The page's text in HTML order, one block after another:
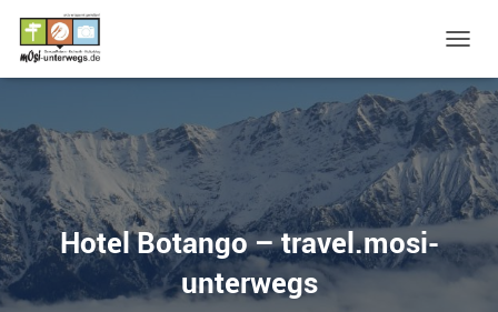
A
V
I
G
A
T
I
O
N
Hotel Botango – travel.mosi-
unterwegs